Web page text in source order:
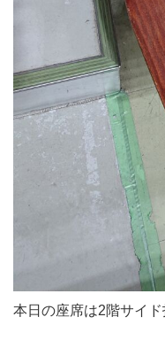
本日の座席は2階サイド